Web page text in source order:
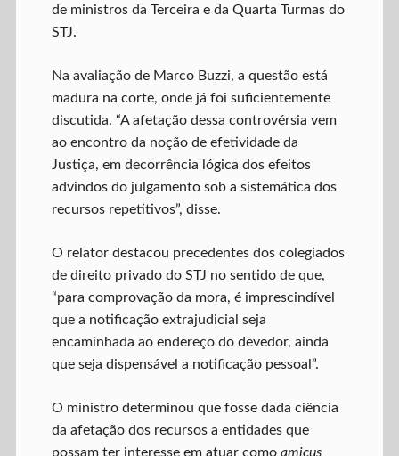
de ministros da Terceira e da Quarta Turmas do
STJ.
Na avaliação de Marco Buzzi, a questão está
madura na corte, onde já foi suficientemente
discutida. “A afetação dessa controvérsia vem
ao encontro da noção de efetividade da
Justiça, em decorrência lógica dos efeitos
advindos do julgamento sob a sistemática dos
recursos repetitivos”, disse.
O relator destacou precedentes dos colegiados
de direito privado do STJ no sentido de que,
“para comprovação da mora, é imprescindível
que a notificação extrajudicial seja
encaminhada ao endereço do devedor, ainda
que seja dispensável a notificação pessoal”.
O ministro determinou que fosse dada ciência
da afetação dos recursos a entidades que
possam ter interesse em atuar como amicus